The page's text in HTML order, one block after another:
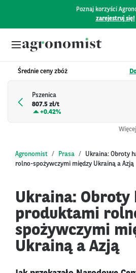
Poznaj korzyści
zarejestruj się!
Średnie ceny zbóż
Pszenica
807.5 zł/t
+0.42%
Agronomist Prasa
Ukraina: Obroty
rolno-spożywczymi między Ukrainą a Azją
Ukraina: Obroty
produktami
spożywczymi
Ukrainą a Azją